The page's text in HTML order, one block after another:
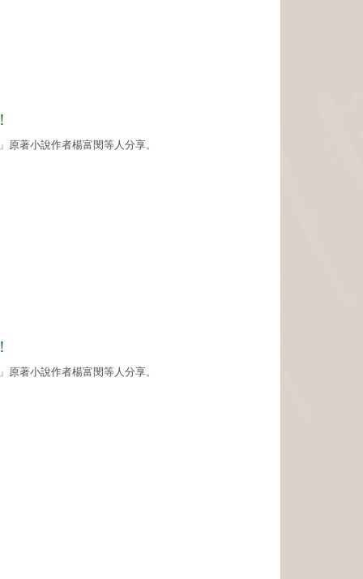
著小說作者楊富閔等人分享。
著小說作者楊富閔等人分享。